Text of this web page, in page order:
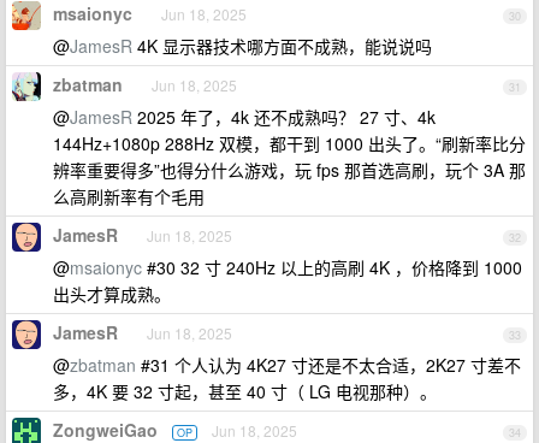
30
msaionyc Jun 18, 2025
@JamesR 4K 显示器技术哪方面不成熟，能说说吗
31
zbatman Jun 18, 2025
@JamesR 2025 年了，4k 还不成熟吗？ 27 寸、4k
144Hz+1080p 288Hz 双模，都干到 1000 出头了。“刷新率比分
辨率重要得多”也得分什么游戏，玩 fps 那首选高刷，玩个 3A 那
么高刷新率有个毛用
32
JamesR Jun 18, 2025
@msaionyc #30 32 寸 240Hz 以上的高刷 4K ，价格降到 1000
出头才算成熟。
33
JamesR Jun 18, 2025
@zbatman #31 个人认为 4K27 寸还是不太合适，2K27 寸差不
多，4K 要 32 寸起，甚至 40 寸（ LG 电视那种）。
34
ZongweiGao OP Jun 18, 2025